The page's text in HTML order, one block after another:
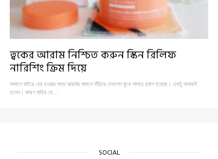
ত্বকের আরাম নিশ্চিত করুন স্কিন রিলিফ
নারিশিং ক্রিম দিয়ে
সকালে বাইরে বের হওয়ার সময় আয়নার সামনে দাঁড়িয়ে দেখলেন মুখে লালচে র‍্যাশ হয়েছে। একটু অবাকই
হলেন। কারণ বাহির থে…
SOCIAL